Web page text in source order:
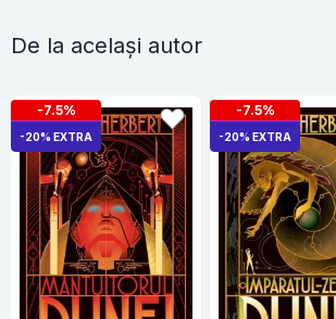
De la același autor
-7.5%
-20% EXTRA
-7.5%
-20% EXTRA